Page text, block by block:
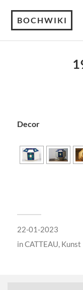
BOCHWIKI
Decor
22-01-2023
inCATTEAU, Kunst